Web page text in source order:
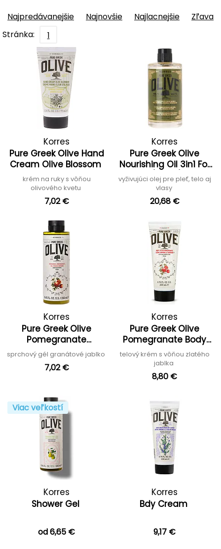
Najpredávanejšie Najnovšie Najlacnejšie
Zľava
Stránka:
1
Korres
Pure Greek Olive Hand
Cream Olive Blossom
krém na ruky s vôňou
olivového kvetu
7,02 €
Korres
Pure Greek Olive
Nourishing Oil 3in1 For
Face/Body/Hair
vyživujúci olej pre pleť, telo aj
vlasy
20,68 €
Korres
Pure Greek Olive
Pomegranate
Showergel
sprchový gél granátové jablko
7,02 €
Korres
Pure Greek Olive
Pomegranate Body
Cream
telový krém s vôňou zlatého
jablka
8,80 €
Viac veľkostí
Korres
Shower Gel
od 6,65 €
Korres
Bdy Cream
9,17 €